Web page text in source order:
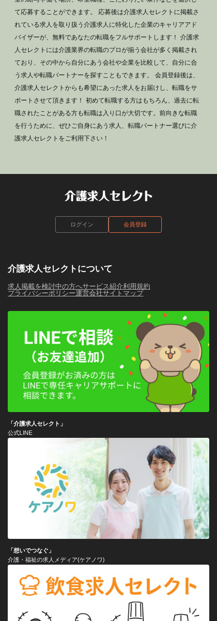
て応募することができます。 応募後は介護求人セレクトに掲載さ
れている求人を取り扱う介護求人に特化した企業のキャリアアド
バイザーが、無料であなたの転職をフルサポートします！ 介護求
人セレクトには介護業界の転職のプロが揃う会社が多く掲載され
ており、その中から自分にあう会社や企業を比較して、自分に合
う求人や転職パートナーを探すこともできます。 会員登録後は、
介護求人セレクトからも希望にあった求人をお届けし、転職をサ
ポートさせて頂きます！ 初めて転職する方はもちろん、過去に転
職されたことがある方も転職は入り口が大切です。前向きな転職
を行うために、ぜひご自身にあう求人、転職パートナー選びに介
護求人セレクトをご利用下さい！
ログイン 会員登録
介護求人セレクトについて
求人掲載を検討中の方へサービス紹介利用規約
プライバシーポリシー運営会社サイトマップ
「介護求人セレクト」
公式LINE
「想いでつなぐ」
介護・福祉の求人メディア(ケアノワ)